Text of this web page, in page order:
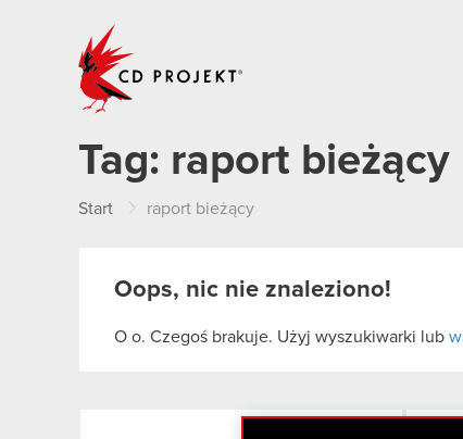
Tag: raport bieżący
Start raport bieżący
Oops, nic nie znaleziono!
O o. Czegoś brakuje. Użyj wyszukiwarki lub